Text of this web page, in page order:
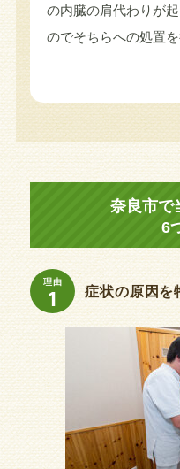
の内臓の肩代わりが
のでそちらへの処置を
奈良市で
6
理由
1 症状の原因を